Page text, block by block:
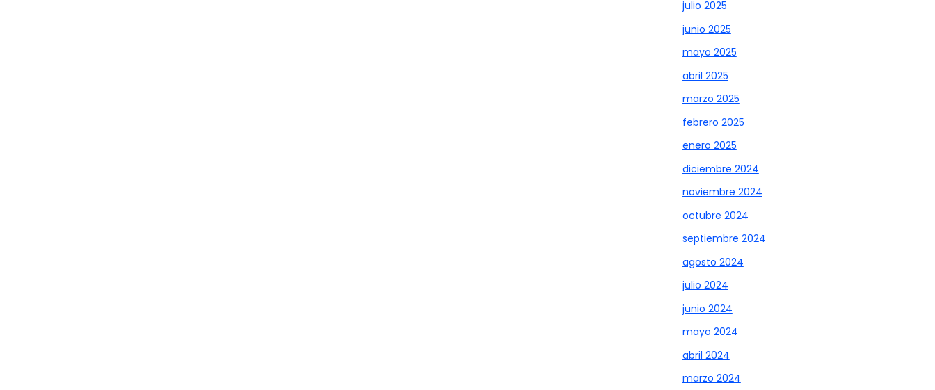
julio 2025
junio 2025
mayo 2025
abril 2025
marzo 2025
febrero 2025
enero 2025
diciembre 2024
noviembre 2024
octubre 2024
septiembre 2024
agosto 2024
julio 2024
junio 2024
mayo 2024
abril 2024
marzo 2024